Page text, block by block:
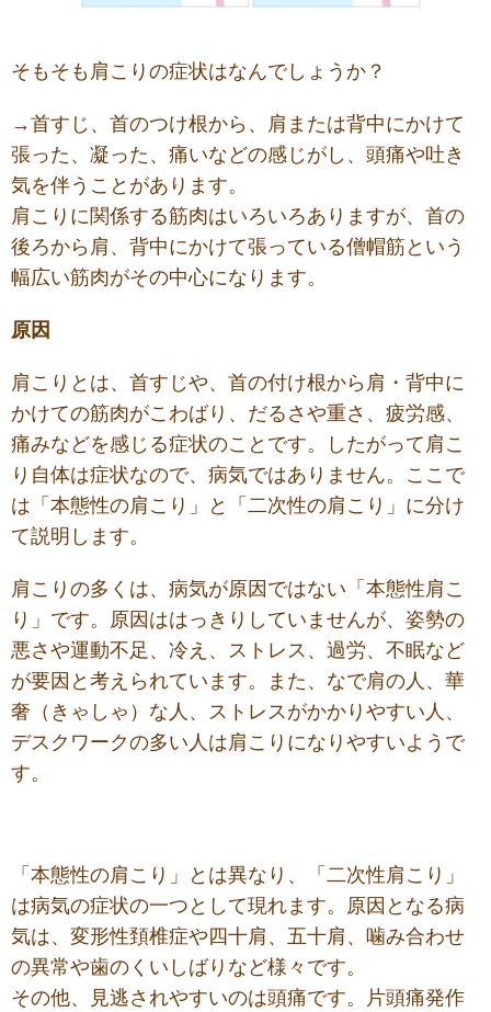
そもそも肩こりの症状はなんでしょうか？
→首すじ、首のつけ根から、肩または背中にかけて
張った、凝った、痛いなどの感じがし、頭痛や吐き
気を伴うことがあります。
肩こりに関係する筋肉はいろいろありますが、首の
後ろから肩、背中にかけて張っている僧帽筋という
幅広い筋肉がその中心になります。
原因
肩こりとは、首すじや、首の付け根から肩・背中に
かけての筋肉がこわばり、だるさや重さ、疲労感、
痛みなどを感じる症状のことです。したがって肩こ
り自体は症状なので、病気ではありません。ここで
は「本態性の肩こり」と「二次性の肩こり」に分け
て説明します。
肩こりの多くは、病気が原因ではない「本態性肩こ
り」です。原因ははっきりしていませんが、姿勢の
悪さや運動不足、冷え、ストレス、過労、不眠など
が要因と考えられています。また、なで肩の人、華
奢（きゃしゃ）な人、ストレスがかかりやすい人、
デスクワークの多い人は肩こりになりやすいようで
す。
「本態性の肩こり」とは異なり、「二次性肩こり」
は病気の症状の一つとして現れます。原因となる病
気は、変形性頚椎症や四十肩、五十肩、噛み合わせ
の異常や歯のくいしばりなど様々です。
その他、見逃されやすいのは頭痛です。片頭痛発作